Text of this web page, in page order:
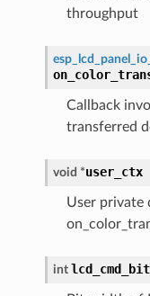
throughput
Callback
transferred
void *user_ctx
User private
int